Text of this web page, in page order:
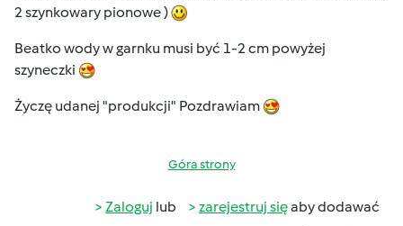
2 szynkowary pionowe )
Beatko wody w garnku musi być 1-2 cm powyżej
szyneczki
Życzę udanej "produkcji" Pozdrawiam
Góra strony
Zaloguj lub zarejestruj sięaby dodawać